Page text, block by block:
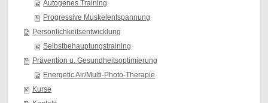
Autogenes Training
Progressive Muskelentspannung
Persönlichkeitsentwicklung
Selbstbehauptungstraining
Prävention u. Gesundheitsoptimierung
Energetic Air/Multi-Photo-Therapie
Kurse